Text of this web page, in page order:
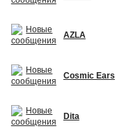
AZLA
Cosmic Ears
Dita